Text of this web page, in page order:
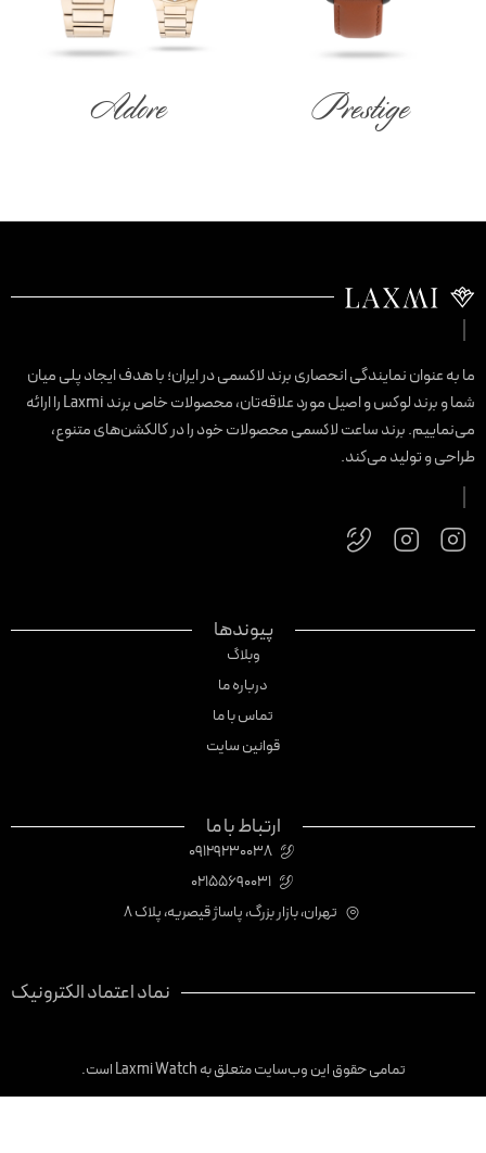
Prestige
Adore
به عنوان نمایندگی انحصاری برند لاکسمی در ایران؛ با هدف ایجاد پلی میان
شما و برند لوکس و اصیل مورد علاقه‌تان، محصولات خاص برند Laxmi را ارائه
برند ساعت لاکسمی محصولات خود را در کالکشن‌های متنوع،
و تولید می‌کند.
پیوندها
وبلاگ
درباره ما
تماس با ما
قوانین سایت
ارتباط با ما
09129230038
02155690031
تهران، بازار بزرگ، پاساژ قیصریه، پلاک 8
نماد اعتماد الکترونیک
تمامی حقوق این وب‌سایت متعلق به Laxmi Watch است.